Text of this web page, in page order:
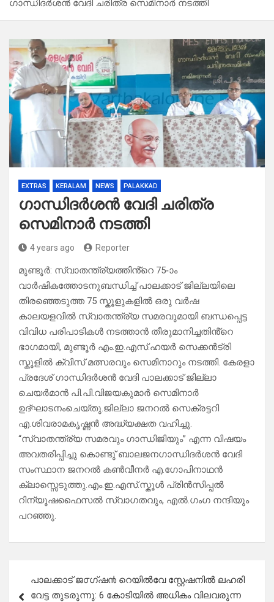
ഗാന്ധിദർശൻ വേദി ചരിത്ര സെമിനാർ നടത്തി
EXTRAS KERALAM NEWS PALAKKAD
ഗാന്ധിദർശൻ വേദി ചരിത്ര
സെമിനാർ നടത്തി
4 years ago Reporter
മുണ്ടൂർ: സ്വാതന്ത്ര്യത്തിൻ്റെ 75-ാം
വാർഷികത്തോടനുബന്ധിച്ച് പാലക്കാട് ജില്ലയിലെ
തിരഞ്ഞെടുത്ത 75 സ്കൂളുകളിൽ ഒരു വർഷ
കാലയളവിൽ സ്വാതന്ത്ര്യ സമരവുമായി ബന്ധപ്പെട്ട
വിവിധ പരിപാടികൾ നടത്താൻ തീരുമാനിച്ചതിൻ്റെ
ഭാഗമായി, മുണ്ടൂർ എം.ഇ.എസ്.ഹയർ സെക്കൻട്രി
സ്കൂളിൽ ക്വിസ് മത്സരവും സെമിനാറും നടത്തി. കേരളാ
പ്രദേശ് ഗാന്ധിദർശൻ വേദി പാലക്കാട് ജില്ലാ
ചെയർമാൻ പി.പി.വിജയകുമാർ സെമിനാർ
ഉദ്ഘാടനംചെയ്തു.ജില്ലാ ജനറൽ സെക്രട്ടറി
എ.ശിവരാമകൃഷ്ണൻ അദ്ധ്യക്ഷത വഹിച്ചു.
“സ്വാതന്ത്ര്യ സമരവും ഗാന്ധിജിയും” എന്ന വിഷയം
അവതരിപ്പിച്ചു കൊണ്ടു് ബാലജനഗാന്ധിദർശൻ വേദി
സംസ്ഥാന ജനറൽ കൺവീനർ എ.ഗോപിനാഥൻ
ക്ലാസ്സെടുത്തു.എം.ഇ.എസ്.സ്കൂൾ പ്രിൻസിപ്പൽ
റിന്യൂഷഫൈസൽ സ്വാഗതവും, എൽ.ഗംഗ നന്ദിയും
പറഞ്ഞു.
navigation
പാലക്കാട് ജ൦ഗ്ഷ൯ റെയിൽവേ സ്റ്റേഷനിൽ ലഹരി
വേട്ട തുടരുന്നു: 6 കോടിയിൽ അധികം വിലവരുന്ന